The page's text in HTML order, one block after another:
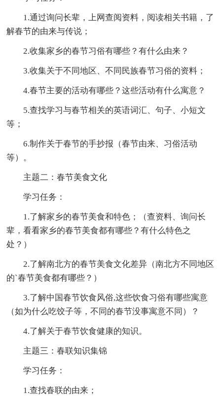
1.通过询问长辈，上网查阅资料，阅读相关书籍，了
解春节的由来与传说；
2.收集家乡的春节习俗有哪些？有什么由来？
3.收集关于不同地区、不同民族春节习俗的资料；
4.春节主要的活动有哪些？这些活动有什么寓意？
5.查找学习与春节相关的英语词汇、句子、小短文
等；
6.制作关于春节的手抄报（春节由来、习俗活动
等）。
主题二：春节美食文化
学习任务：
1.了解家乡的春节美食和特色；（查资料、询问长
辈，看看家乡的春节美食都有哪些？有什么特色之
处？）
2.了解南北方的春节美食文化差异（南北方不同地区
的`春节美食都有哪些？）
3.了解中国春节饮食风俗,这些饮食习俗有哪些寓意
（如为什么吃饺子等，不同的春节没事寓意不同）？
4.了解关于春节饮食健康的知识。
主题三：春联知识集锦
学习任务：
1.查找春联的由来；